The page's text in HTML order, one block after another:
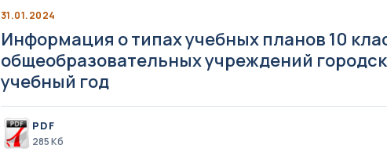
31.01.2024
Информация о типах учебных планов 10
общеобразовательных учреждений
учебный год
PDF
285 Кб